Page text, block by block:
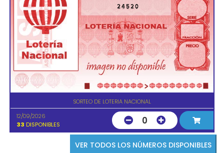
24520
SORTEO DE LOTERIA NACIONAL
12/09/2026
33 DISPONIBLES 0
VER TODOS LOS NÚMEROS DISPONIBLES